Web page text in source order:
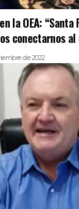
la OEA: “Santa
conectarnos al
de 2022